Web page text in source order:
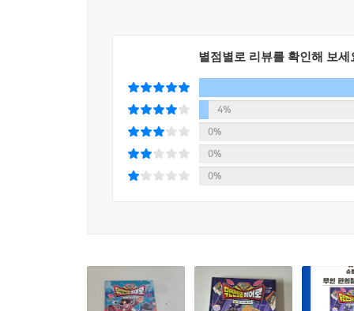
별점별로 리뷰를 확인해 보세
4%
0%
0%
0%